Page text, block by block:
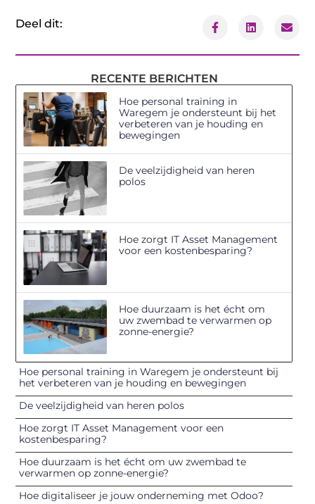
Deel dit:
RECENTE BERICHTEN
Hoe personal training in
Waregem je ondersteunt bij het
verbeteren van je houding en
bewegingen
De veelzijdigheid van heren
polos
Hoe zorgt IT Asset Management
voor een kostenbesparing?
Hoe duurzaam is het écht om
uw zwembad te verwarmen op
zonne-energie?
Hoe personal training in Waregem je ondersteunt bij
het verbeteren van je houding en bewegingen
De veelzijdigheid van heren polos
Hoe zorgt IT Asset Management voor een
kostenbesparing?
Hoe duurzaam is het écht om uw zwembad te
verwarmen op zonne-energie?
Hoe digitaliseer je jouw onderneming met Odoo?